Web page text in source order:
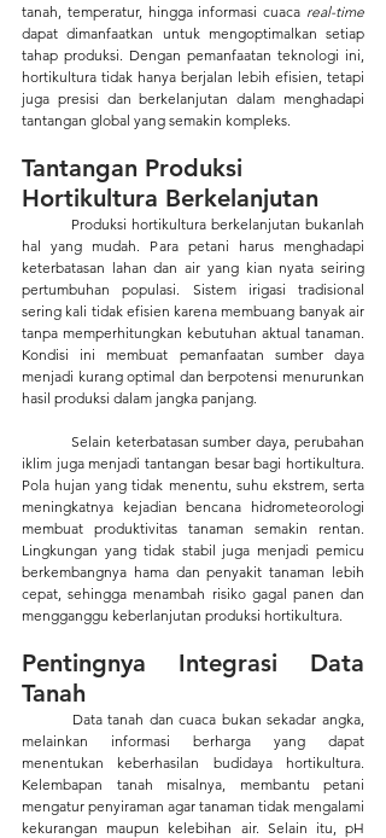
tanah, temperatur, hingga informasi cuaca
dapat dimanfaatkan untuk mengoptimalkan setiap
tahap produksi. Dengan pemanfaatan teknologi ini,
hortikultura tidak hanya berjalan lebih efisien, tetapi
juga presisi dan berkelanjutan dalam menghadapi
tantangan global yang semakin kompleks.
Tantangan Produksi
Hortikultura Berkelanjutan
hal yang mudah. Para petani harus menghadapi
keterbatasan lahan dan air yang kian nyata seiring
pertumbuhan populasi. Sistem irigasi tradisional
sering kali tidak efisien karena membuang banyak air
tanpa memperhitungkan kebutuhan aktual tanaman.
Kondisi ini membuat pemanfaatan sumber daya
menjadi kurang optimal dan berpotensi menurunkan
hasil produksi dalam jangka panjang.
iklim juga menjadi tantangan besar bagi hortikultura.
Pola hujan yang tidak menentu, suhu ekstrem, serta
meningkatnya kejadian bencana hidrometeorologi
membuat produktivitas tanaman semakin rentan.
Lingkungan yang tidak stabil juga menjadi pemicu
berkembangnya hama dan penyakit tanaman lebih
cepat, sehingga menambah risiko gagal panen dan
mengganggu keberlanjutan produksi hortikultura.
Pentingnya Integrasi Data
Tanah
melainkan informasi berharga yang dapat
menentukan keberhasilan budidaya hortikultura.
Kelembapan tanah misalnya, membantu petani
mengatur penyiraman agar tanaman tidak mengalami
kekurangan maupun kelebihan air. Selain itu, pH